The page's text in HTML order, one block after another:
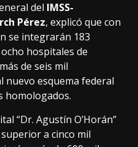
del IMSS-
Pérez, explicó que con
se integrarán 183
hospitales de
de seis mil
nuevo esquema federal
homologados.
“Dr. Agustín O’Horán”
a cinco mil